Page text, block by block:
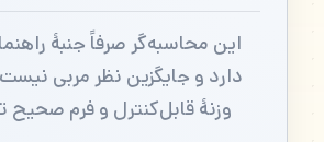
این محاسبه‌گر صرفاً جنبهٔ
دارد و جایگزین نظر مربی
وزنهٔ قابل‌کنترل و فرم صحیح